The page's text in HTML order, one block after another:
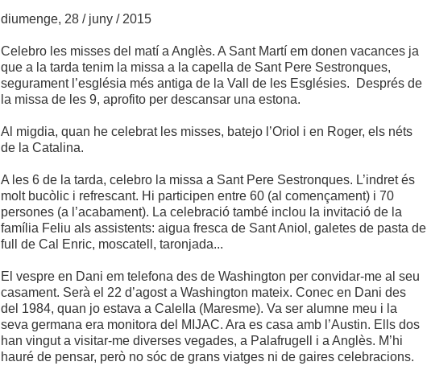
diumenge, 28 / juny / 2015
Celebro les misses del matí a Anglès. A Sant Martí em donen vacances ja
que a la tarda tenim la missa a la capella de Sant Pere Sestronques,
segurament l’església més antiga de la Vall de les Esglésies. Després de
la missa de les 9, aprofito per descansar una estona.
Al migdia, quan he celebrat les misses, batejo l’Oriol i en Roger, els néts
de la Catalina.
A les 6 de la tarda, celebro la missa a Sant Pere Sestronques. L’indret és
molt bucòlic i refrescant. Hi participen entre 60 (al començament) i 70
persones (a l’acabament). La celebració també inclou la invitació de la
família Feliu als assistents: aigua fresca de Sant Aniol, galetes de pasta de
full de Cal Enric, moscatell, taronjada...
El vespre en Dani em telefona des de Washington per convidar-me al seu
casament. Serà el 22 d’agost a Washington mateix. Conec en Dani des
del 1984, quan jo estava a Calella (Maresme). Va ser alumne meu i la
seva germana era monitora del MIJAC. Ara es casa amb l’Austin. Ells dos
han vingut a visitar-me diverses vegades, a Palafrugell i a Anglès. M’hi
hauré de pensar, però no sóc de grans viatges ni de gaires celebracions.